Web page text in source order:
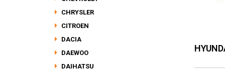
CHRYSLER
CITROEN
DACIA
DAEWOO
DAIHATSU